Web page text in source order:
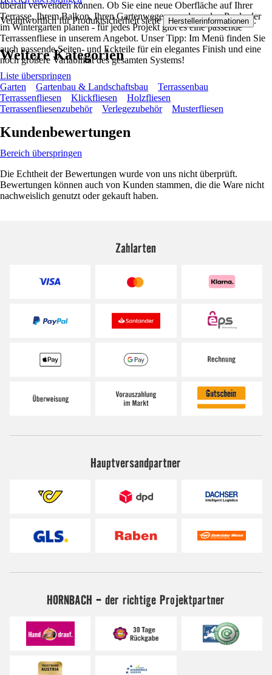
überall verwenden können. Ob Sie eine neue Oberfläche auf Ihrer
Terrasse, Ihrem Balkon, Ihren Gartenwegen, rund um den Pool oder
im Wintergarten planen - für jedes Projekt gibt es eine passende
Terrassenfliese in unserem Angebot. Unser Tipp: Im Menü finden Sie
auch passende Seiten- und Eckteile für ein elegantes Finish und eine
noch größere Variabilität des gesamten Systems!
Verantwortlich für Produktsicherheit siehe Herstellerinformationen .
Weitere Kategorien
Liste überspringen
Garten
Gartenbau & Landschaftsbau
Terrassenbau
Terrassenfliesen
Klickfliesen
Holzfliesen
Terrassenfliesenzubehör
Verlegezubehör Musterfliesen
Kundenbewertungen
Bereich überspringen
Die Echtheit der Bewertungen wurde von uns nicht überprüft.
Bewertungen können auch von Kunden stammen, die die Ware nicht
nachweislich genutzt oder gekauft haben.
Zahlarten
Hauptversandpartner
HORNBACH - der richtige Projektpartner